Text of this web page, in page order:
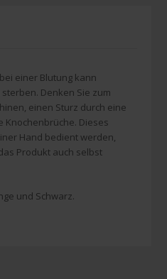
einer Blutung kann
Denken Sie zum
einen Sturz durch eine
Knochenbrüche. Dieses
Hand bedient werden,
Produkt auch selbst
und Schwarz.